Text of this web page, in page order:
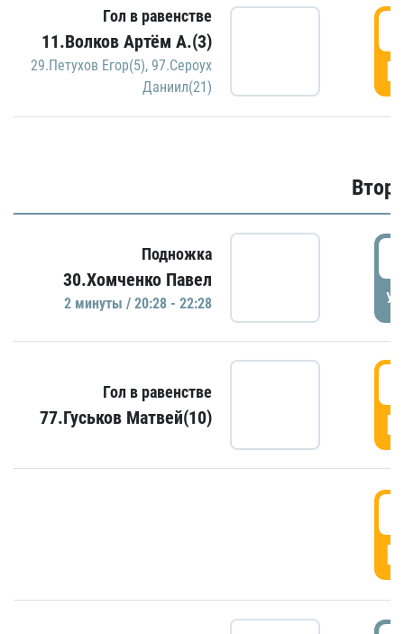
Гол в равенстве
11.Волков Артём А.(3)
29.Петухов Егор(5), 97.Сероух
Даниил(21)
Подножка
30.Хомченко Павел
2 минуты / 20:28 - 22:28
Гол в равенстве
77.Гуськов Матвей(10)